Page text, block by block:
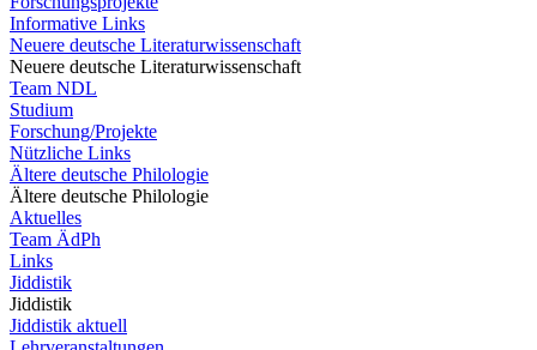
Informative Links
Neuere deutsche Literaturwissenschaft
Neuere deutsche Literaturwissenschaft
Team NDL
Studium
Forschung/Projekte
Nützliche Links
Ältere deutsche Philologie
Ältere deutsche Philologie
Aktuelles
Team ÄdPh
Links
Jiddistik
Jiddistik
Jiddistik aktuell